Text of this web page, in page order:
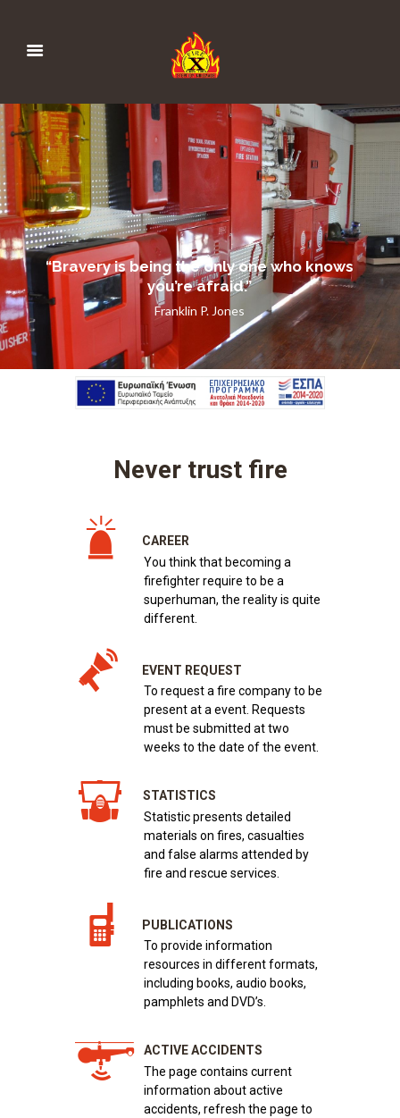
“Bravery is being the only one who knows
you’re afraid.”
Franklin P. Jones
Never trust fire
CAREER
You think that becoming a
firefighter require to be a
superhuman, the reality is quite
different.
EVENT REQUEST
To request a fire company to be
present at a event. Requests
must be submitted at two
weeks to the date of the event.
STATISTICS
Statistic presents detailed
materials on fires, casualties
and false alarms attended by
fire and rescue services.
PUBLICATIONS
To provide information
resources in different formats,
including books, audio books,
pamphlets and DVD’s.
ACTIVE ACCIDENTS
The page contains current
information about active
accidents, refresh the page to